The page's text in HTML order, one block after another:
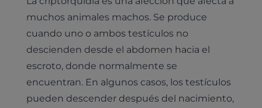
muchos animales machos. Se produce
cuando uno o ambos testículos no
descienden desde el abdomen hacia el
escroto, donde normalmente se
encuentran. En algunos casos, los testículos
pueden descender después del nacimiento,